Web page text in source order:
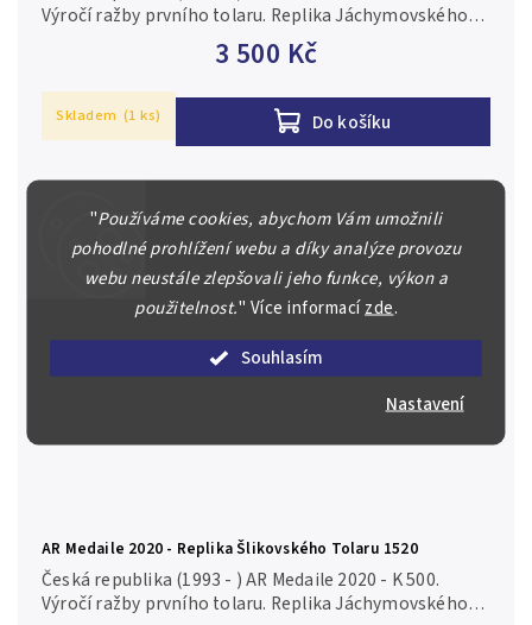
"Používáme cookies, abychom Vám umožnili
pohodlné prohlížení webu a díky analýze provozu
webu neustále zlepšovali jeho funkce, výkon a
použitelnost." Více informacízde.
Souhlasím
Nastavení
3 500 Kč
Do košíku
Výročí ražby prvního tolaru. Replika Jáchymovského
tolaru Štěpána a Františka s titulem krále Ludvíka
Skladem (1 ks)
AR Medaile 2020 - Replika Šlikovského Tolaru 1520
Česká republika (1993 - ) AR Medaile 2020 - K 500.
Výročí ražby prvního tolaru. Replika Jáchymovského